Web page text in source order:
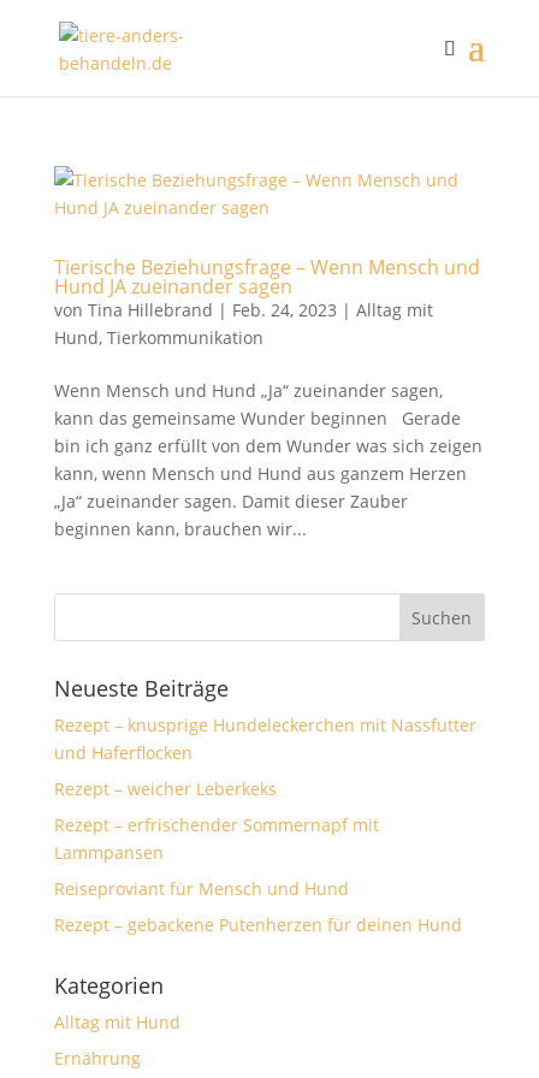
Tierische Beziehungsfrage – Wenn Mensch und
Hund JA zueinander sagen
von Tina Hillebrand | Feb. 24, 2023 | Alltag mit
Hund, Tierkommunikation
Wenn Mensch und Hund „Ja“ zueinander sagen,
kann das gemeinsame Wunder beginnen Gerade
bin ich ganz erfüllt von dem Wunder was sich zeigen
kann, wenn Mensch und Hund aus ganzem Herzen
„Ja“ zueinander sagen. Damit dieser Zauber
beginnen kann, brauchen wir...
Neueste Beiträge
Rezept – knusprige Hundeleckerchen mit Nassfutter
und Haferflocken
Rezept – weicher Leberkeks
Rezept – erfrischender Sommernapf mit
Lammpansen
Reiseproviant für Mensch und Hund
Rezept – gebackene Putenherzen für deinen Hund
Kategorien
Alltag mit Hund
Ernährung